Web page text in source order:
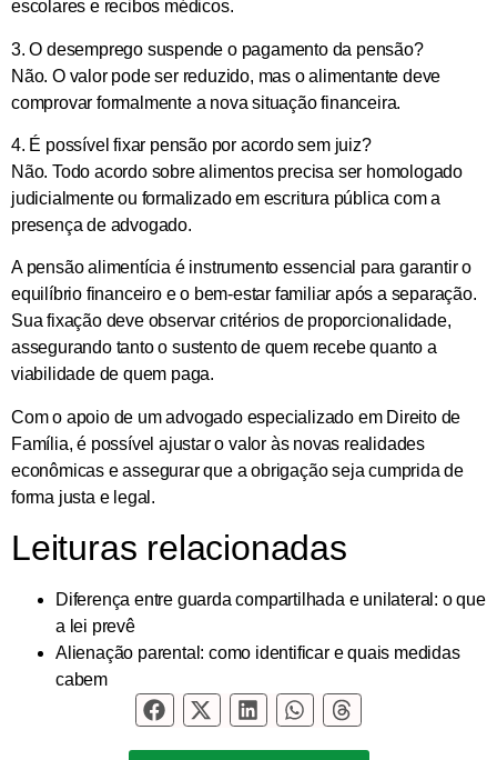
escolares e recibos médicos.
3. O desemprego suspende o pagamento da pensão?
Não. O valor pode ser reduzido, mas o alimentante deve
comprovar formalmente a nova situação financeira.
4. É possível fixar pensão por acordo sem juiz?
Não. Todo acordo sobre alimentos precisa ser homologado
judicialmente ou formalizado em escritura pública com a
presença de advogado.
A pensão alimentícia é instrumento essencial para garantir o
equilíbrio financeiro e o bem-estar familiar após a separação.
Sua fixação deve observar critérios de proporcionalidade,
assegurando tanto o sustento de quem recebe quanto a
viabilidade de quem paga.
Com o apoio de umadvogado especializado em Direito de
Família, é possível ajustar o valor às novas realidades
econômicas e assegurar que a obrigação seja cumprida de
forma justa e legal.
Leituras relacionadas
Diferença entre guarda compartilhada e unilateral: o que
a lei prevê
Alienação parental: como identificar e quais medidas
cabem